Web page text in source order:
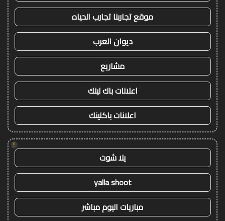
موقع تجاربنا تجارب الحياه
ديوان العرب
مشاريع
اعلانات باك لينك
اعلانات باكلينك
!
يلا شوت
yalla shoot
مباريات اليوم مباشر